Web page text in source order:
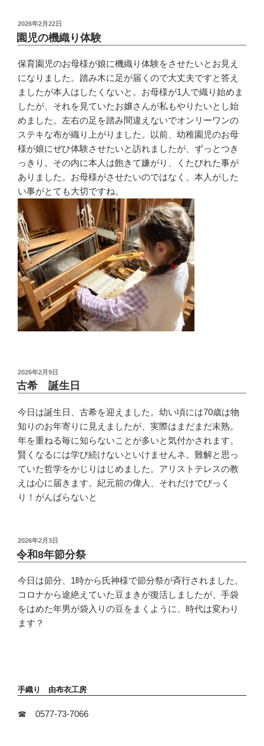
投
稿
日:
2026年2月22日
園児の機織り体験
保育園児のお母様が娘に機織り体験をさせたいとお見え
になりました。踏み木に足が届くので大丈夫ですと答え
ましたが本人はしたくないと。お母様が1人で織り始めま
したが、それを見ていたお嬢さんが私もやりたいとし始
めました。左右の足を踏み間違えないでオンリーワンの
ステキな布が織り上がりました。以前、幼稚園児のお母
様が娘にぜひ体験させたいと訪れましたが、ずっとつき
っきり。その内に本人は飽きて嫌がり、くたびれた事が
ありました。お母様がさせたいのではなく、本人がした
い事がとても大切ですね。
投
稿
日:
2026年2月9日
古希 誕生日
今日は誕生日、古希を迎えました。幼い頃には70歳は物
知りのお年寄りに見えましたが、実際はまだまだ未熟。
年を重ねる毎に知らないことが多いと気付かされます。
賢くなるには学び続けないといけませんネ。難解と思っ
ていた哲学をかじりはじめました。アリストテレスの教
えは心に届きます。紀元前の偉人、それだけでびっく
り！がんばらないと
投
稿
日:
2026年2月3日
令和8年節分祭
今日は節分、1時から氏神様で節分祭が斉行されました。
コロナから途絶えていた豆まきが復活しましたが、手袋
をはめた年男が袋入りの豆をまくように、時代は変わり
ます？
手織り 由布衣工房
☎ 0577-73-7066